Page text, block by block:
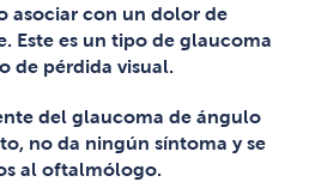
asociar con un dolor de
Este es un tipo de glaucoma
de pérdida visual.
del glaucoma de ángulo
no da ningún síntoma y se
al oftalmólogo.